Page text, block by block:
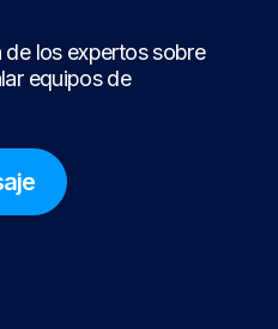
los expertos sobre
equipos de